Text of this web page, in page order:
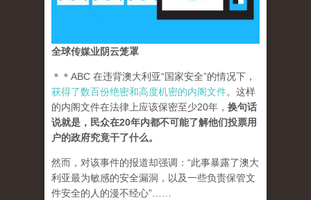
全球传媒业阴云笼罩
＊＊ABC 在违背澳大利亚“国家安全”的情况下，
获得了数百份绝密和高度机密的内阁文件。这样
的内阁文件在法律上应该保密至少20年， 换句话
说就是，民众在20年内都不可能了解他们投票用
户的政府究竟干了什么。
然而，对该事件的报道却强调：“此事暴露了澳大
利亚最为敏感的安全漏洞，以及一些负责保管文
件安全的人的漫不经心”……